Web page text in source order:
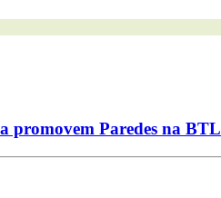
promovem Paredes na BTL